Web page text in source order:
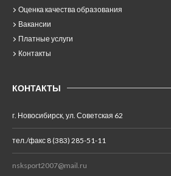
Оценка качества образования
Вакансии
Платные услуги
Контакты
КОНТАКТЫ
г. Новосибирск, ул. Советская 62
тел./факс 8 (383) 285-51-11
nsksport2007@mail.ru